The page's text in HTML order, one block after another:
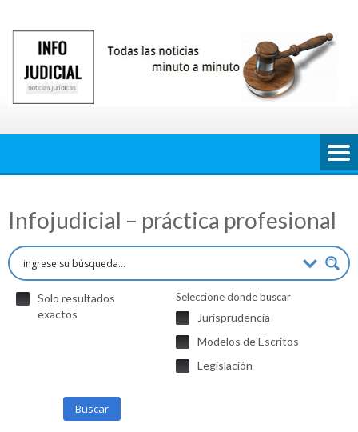
contenido
Infojudicial – práctica profesional
Solo resultados
exactos
Seleccione donde buscar
Jurisprudencia
Modelos de Escritos
Legislación
Buscar